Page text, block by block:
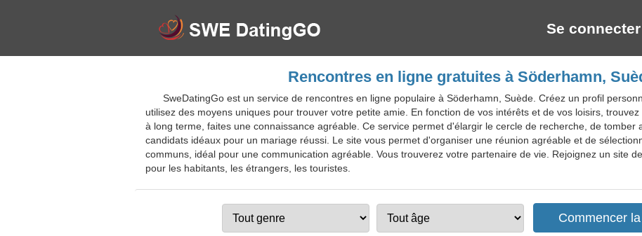
Se connecter
Rencontres en ligne gratuites à Söderhamn,
SweDatingGo est un service de rencontres en ligne populaire à Söderhamn, Suède. Créez un profil
utilisez des moyens uniques pour trouver votre petite amie. En fonction de vos intérêts et de vos loisirs,
à long terme, faites une connaissance agréable. Ce service permet d'élargir le cercle de recherche, de tomber
candidats idéaux pour un mariage réussi. Le site vous permet d'organiser une réunion agréable et de
communs, idéal pour une communication agréable. Vous trouverez votre partenaire de vie. Rejoignez un site
pour les habitants, les étrangers, les touristes.